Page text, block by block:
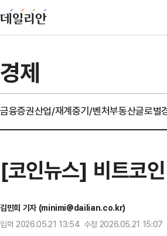
경제
금융증권산업/재계중기/벤처부동산글로벌
[코인뉴스] 비트코
김민희 기자 (minimi@dailian.co.kr)
입력 2026.05.21 13:54 수정 2026.05.21 15:07